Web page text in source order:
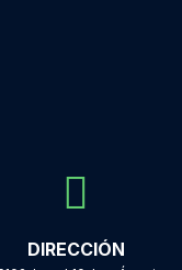
DIRECCIÓN